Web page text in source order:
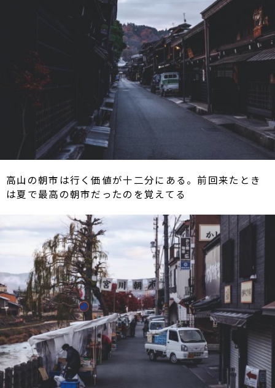
高山の朝市は行く価値が十二分にある。前回来たとき
は夏で最高の朝市だったのを覚えてる